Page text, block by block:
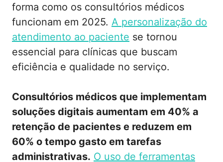
forma como os consultórios médicos
funcionam em 2025. A personalização do
atendimento ao paciente se tornou
essencial para clínicas que buscam
eficiência e qualidade no serviço.
Consultórios médicos que implementam
soluções digitais aumentam em 40% a
retenção de pacientes e reduzem em
60% o tempo gasto em tarefas
administrativas. O uso de ferramentas